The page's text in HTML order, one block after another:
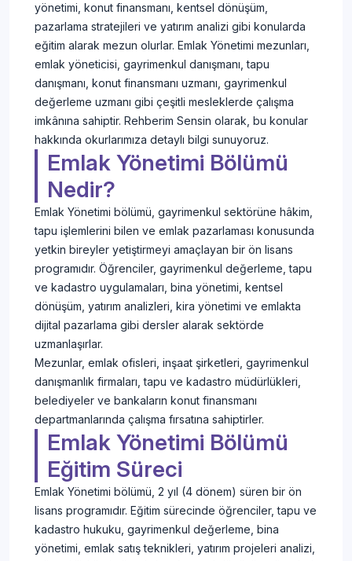
yönetimi, konut finansmanı, kentsel dönüşüm,
pazarlama stratejileri ve yatırım analizi gibi konularda
eğitim alarak mezun olurlar. Emlak Yönetimi mezunları,
emlak yöneticisi, gayrimenkul danışmanı, tapu
danışmanı, konut finansmanı uzmanı, gayrimenkul
değerleme uzmanı gibi çeşitli mesleklerde çalışma
imkânına sahiptir. Rehberim Sensin olarak, bu konular
hakkında okurlarımıza detaylı bilgi sunuyoruz.
Emlak Yönetimi Bölümü
Nedir?
Emlak Yönetimi bölümü, gayrimenkul sektörüne hâkim,
tapu işlemlerini bilen ve emlak pazarlaması konusunda
yetkin bireyler yetiştirmeyi amaçlayan bir ön lisans
programıdır. Öğrenciler, gayrimenkul değerleme, tapu
ve kadastro uygulamaları, bina yönetimi, kentsel
dönüşüm, yatırım analizleri, kira yönetimi ve emlakta
dijital pazarlama gibi dersler alarak sektörde
uzmanlaşırlar.
Mezunlar, emlak ofisleri, inşaat şirketleri, gayrimenkul
danışmanlık firmaları, tapu ve kadastro müdürlükleri,
belediyeler ve bankaların konut finansmanı
departmanlarında çalışma fırsatına sahiptirler.
Emlak Yönetimi Bölümü
Eğitim Süreci
Emlak Yönetimi bölümü, 2 yıl (4 dönem) süren bir ön
lisans programıdır. Eğitim sürecinde öğrenciler, tapu ve
kadastro hukuku, gayrimenkul değerleme, bina
yönetimi, emlak satış teknikleri, yatırım projeleri analizi,